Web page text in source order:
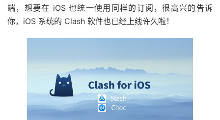
端，想要在 iOS 也统一使用同样的订阅，很高兴的告诉
你，iOS 系统的 Clash 软件也已经上线许久啦！